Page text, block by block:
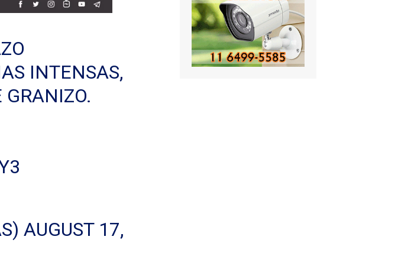
INTENSAS,
GRANIZO.
AUGUST 17,